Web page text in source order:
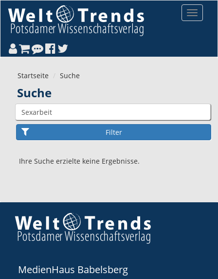
Toggle
Startseite Suche
Suche
Ihre Suche erzielte keine Ergebnisse.
MedienHaus Babelsberg